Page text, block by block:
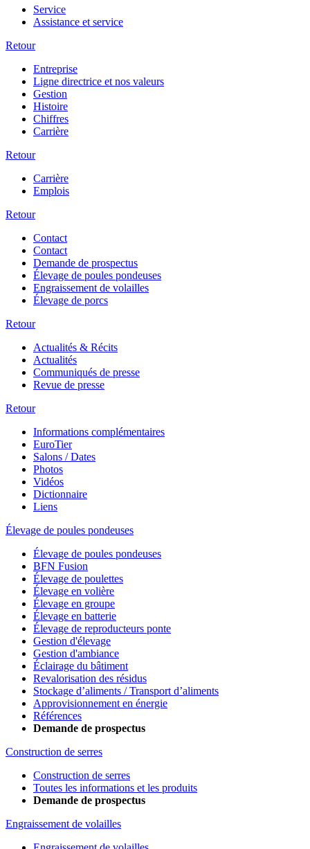
Service
Assistance et service
Retour
Entreprise
Ligne directrice et nos valeurs
Gestion
Histoire
Chiffres
Carrière
Retour
Carrière
Emplois
Retour
Contact
Contact
Demande de prospectus
Élevage de poules pondeuses
Engraissement de volailles
Élevage de porcs
Retour
Actualités & Récits
Actualités
Communiqués de presse
Revue de presse
Retour
Informations complémentaires
EuroTier
Salons / Dates
Photos
Vidéos
Dictionnaire
Liens
Élevage de poules pondeuses
Élevage de poules pondeuses
BFN Fusion
Élevage de poulettes
Élevage en volière
Élevage en groupe
Élevage en batterie
Élevage de reproducteurs ponte
Gestion d'élevage
Gestion d'ambiance
Éclairage du bâtiment
Revalorisation des résidus
Stockage d’aliments / Transport d’aliments
Approvisionnement en énergie
Références
Demande de prospectus
Construction de serres
Construction de serres
Toutes les informations et les produits
Demande de prospectus
Engraissement de volailles